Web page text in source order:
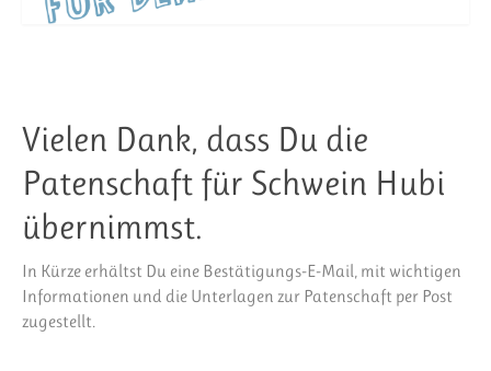
Vielen Dank, dass Du die
Patenschaft für Schwein Hubi
übernimmst.
In Kürze erhältst Du eine Bestätigungs-E-Mail, mit wichtigen
Informationen und die Unterlagen zur Patenschaft per Post
zugestellt.